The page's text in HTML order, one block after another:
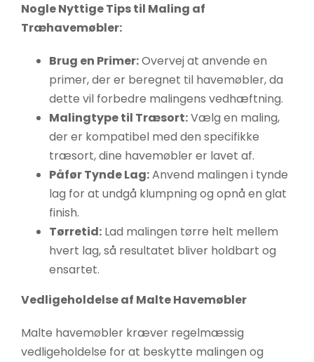
Nogle Nyttige Tips til Maling af
Træhavemøbler:
Brug en Primer:Overvej at anvende en
primer, der er beregnet til havemøbler, da
dette vil forbedre malingens vedhæftning.
Malingtype til Træsort:Vælg en maling,
der er kompatibel med den specifikke
træsort, dine havemøbler er lavet af.
Påfør Tynde Lag:Anvend malingen i tynde
lag for at undgå klumpning og opnå en glat
finish.
Tørretid:Lad malingen tørre helt mellem
hvert lag, så resultatet bliver holdbart og
ensartet.
Vedligeholdelse af Malte Havemøbler
Malte havemøbler kræver regelmæssig
vedligeholdelse for at beskytte malingen og